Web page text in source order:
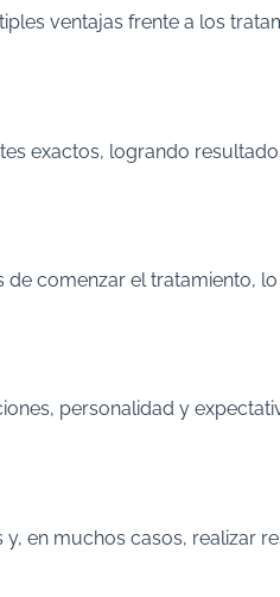
ventajas frente a los
exactos, logrando
comenzar el tratamiento,
personalidad y
en muchos casos, realizar